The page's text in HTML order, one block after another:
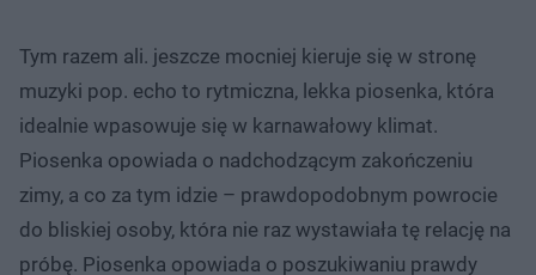
Tym razem ali. jeszcze mocniej kieruje się w stronę
muzyki pop. echo to rytmiczna, lekka piosenka, która
idealnie wpasowuje się w karnawałowy klimat.
Piosenka opowiada o nadchodzącym zakończeniu
zimy, a co za tym idzie – prawdopodobnym powrocie
do bliskiej osoby, która nie raz wystawiała tę relację na
próbę. Piosenka opowiada o poszukiwaniu prawdy